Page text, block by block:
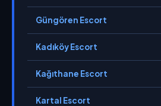
Güngören Escort
Kadıköy Escort
Kağıthane Escort
Kartal Escort